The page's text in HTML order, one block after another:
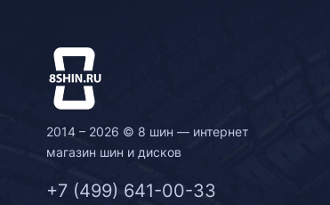
2014 – 2026 © 8 шин — интернет
магазин шин и дисков
+7 (499) 641-00-33